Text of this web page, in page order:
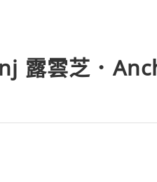
露雲芝．